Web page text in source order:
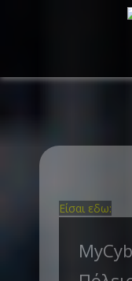
Είσαι εδω: